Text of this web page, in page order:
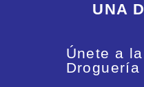
UNA
Únete a